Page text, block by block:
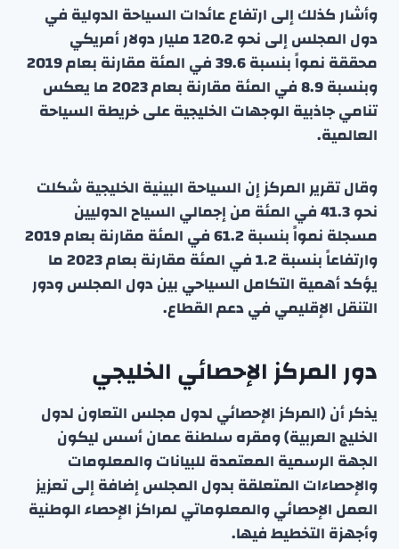
وأشار كذلك إلى ارتفاع عائدات السياحة الدولية في
دول المجلس إلى نحو 120.2 مليار دولار أمريكي
محققة نمواً بنسبة 39.6 في المئة مقارنة بعام 2019
وبنسبة 8.9 في المئة مقارنة بعام 2023 ما يعكس
تنامي جاذبية الوجهات الخليجية على خريطة السياحة
العالمية.
وقال تقرير المركز إن السياحة البينية الخليجية شكلت
نحو 41.3 في المئة من إجمالي السياح الدوليين
مسجلة نمواً بنسبة 61.2 في المئة مقارنة بعام 2019
وارتفاعاً بنسبة 1.2 في المئة مقارنة بعام 2023 ما
يؤكد أهمية التكامل السياحي بين دول المجلس ودور
التنقل الإقليمي في دعم القطاع.
دور المركز الإحصائي الخليجي
يذكر أن (المركز الإحصائي لدول مجلس التعاون لدول
الخليج العربية) ومقره سلطنة عمان أسس ليكون
الجهة الرسمية المعتمدة للبيانات والمعلومات
والإحصاءات المتعلقة بدول المجلس إضافة إلى تعزيز
العمل الإحصائي والمعلوماتي لمراكز الإحصاء الوطنية
وأجهزة التخطيط فيها.